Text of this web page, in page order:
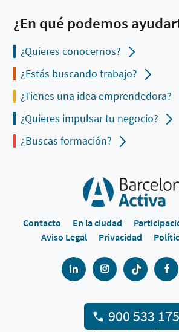
¿En qué podemos
¿Quieres conocernos?
¿Estás buscando trabajo?
¿Tienes una idea emprendedora?
¿Quieres impulsar tu negocio?
¿Buscas formación?
Contacto En la ciudad
Aviso Legal
Privacidad
900 533 175